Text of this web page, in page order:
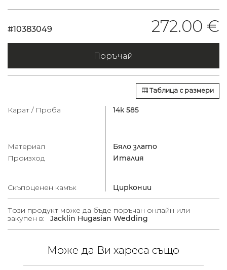
#10383049 272.00 €
Поръчай
Таблица с размери
Карат / Проба 14к 585
Материал
Бяло злато
Произход
Италия
Скъпоценен камък Цирконии
Този продукт може да бъде поръчан онлайн или
закупен в:
Jacklin Hugasian Wedding
Може да Ви хареса също